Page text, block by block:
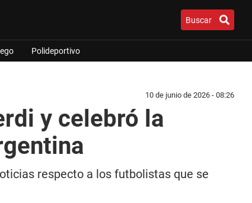
Buscar
Polideportivo
10 de junio de 2026 - 08:26
y celebró la
respecto a los futbolistas que se